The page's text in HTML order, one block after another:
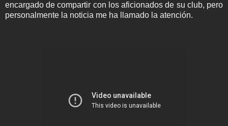
encargado de compartir con los aficionados de su club, pero
personalmente la noticia me ha llamado la atención.